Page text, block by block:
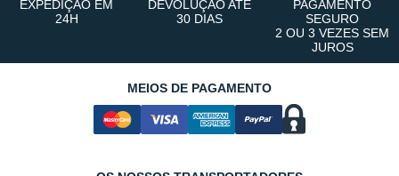
EXPEDIÇÃO EM
24H
DEVOLUÇÃO ATÉ
30 DIAS
PAGAMENTO
SEGURO
2 OU 3 VEZES SEM
JUROS
MEIOS DE PAGAMENTO